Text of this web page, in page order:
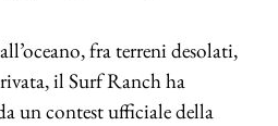
fra terreni desolati,
il Surf Ranch ha
un contest ufficiale della